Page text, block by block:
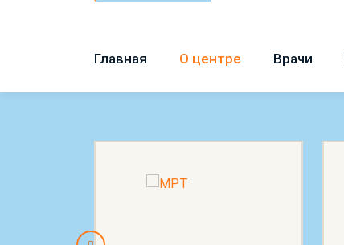
Главная О центре Врачи